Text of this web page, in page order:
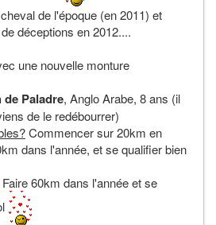
de l'époque (en 2011) et
déceptions en 2012....
une nouvelle monture
de Paladre, Anglo Arabe, 8 ans (il
de le redébourrer)
Commencer sur 20km en
dans l'année, et se qualifier bien
Faire 60km dans l'année et se